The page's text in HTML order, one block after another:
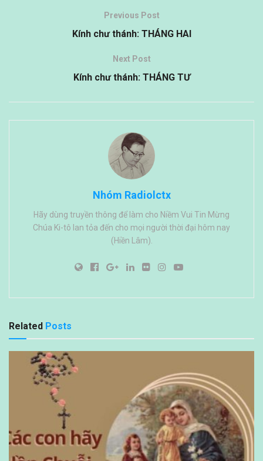
Previous Post
Kính chư thánh: THÁNG HAI
Next Post
Kính chư thánh: THÁNG TƯ
Nhóm Radiolctx
Hãy dùng truyền thông để làm cho Niềm Vui Tin Mừng
Chúa Ki-tô lan tỏa đến cho mọi người thời đại hôm nay
(Hiền Lâm).
Related Posts